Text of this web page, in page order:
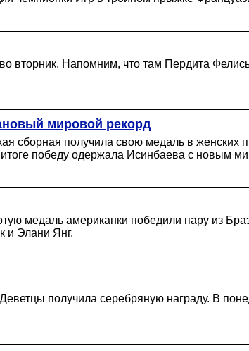
во вторник. Напомним, что там Пердита
мировой рекорд
сборная получила свою медаль в
победу одержала Исинбаева с новым
медаль американки победили пару из
и Элани Янг.
получила серебряную награду. В